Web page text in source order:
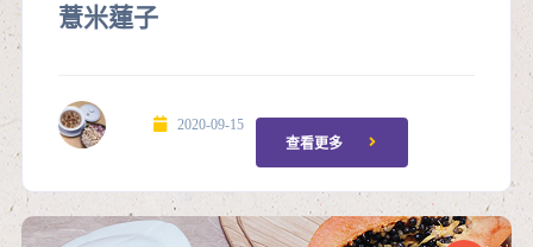
薏米蓮子
2020-09-15
查看更多